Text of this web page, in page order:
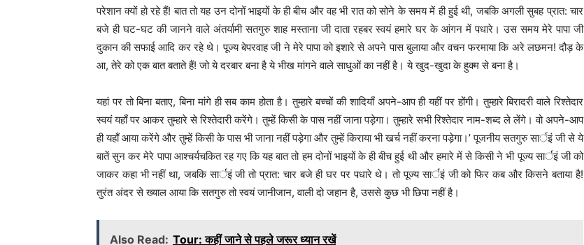
परेशान क्यों हो रहे हैं! बात तो यह उन दोनों भाइयों के ही बीच और वह भी रात को सोने के समय में ही हुई थी, जबकि अगली सुबह प्रात: चार
बजे ही घट-घट की जानने वाले अंतर्यामी सतगुरु शाह मस्ताना जी दाता रहबर स्वयं हमारे घर के आंगन में पधारे। उस समय मेरे पापा जी
दुकान की सफाई आदि कर रहे थे। पूज्य बेपरवाह जी ने मेरे पापा को इशारे से अपने पास बुलाया और वचन फरमाया कि अरे लछमन! दौड़ के
आ, तेरे को एक बात बताते हैं! जो ये दरबार बना है ये भीख मांगने वाले साधुओं का नहीं है। ये खुद-खुदा के हुक्म से बना है।
यहां पर तो बिना बताए, बिना मांगे ही सब काम होता है। तुम्हारे बच्चों की शादियाँ अपने-आप ही यहीं पर होंगी। तुम्हारे बिरादरी वाले रिश्तेदार
स्वयं यहाँ पर आकर तुम्हारे से रिश्तेदारी करेंगे। तुम्हें किसी के पास नहीं जाना पड़ेगा। तुम्हारे सभी रिश्तेदार नाम-शब्द ले लेंगे। वो अपने-आप
ही यहाँ आया करेंगे और तुम्हें किसी के पास भी जाना नहीं पड़ेगा और तुम्हें किराया भी खर्च नहीं करना पड़ेगा।’ पूजनीय सतगुरु सार्इं जी से ये
बातें सुन कर मेरे पापा आश्चर्यचकित रह गए कि यह बात तो हम दोनों भाइयों के ही बीच हुई थी और हमारे में से किसी ने भी पूज्य सार्इं जी को
जाकर कहा भी नहीं था, जबकि सार्इं जी तो प्रात: चार बजे ही घर पर पधारे थे। तो पूज्य सार्इं जी को फिर कब और किसने बताया है!
तुरंत अंदर से ख्याल आया कि सतगुरु तो स्वयं जानीजान, वाली दो जहान है, उससे कुछ भी छिपा नहीं है।
Also Read: Tour: कहीं जाने से पहले जरूर ध्यान रखें